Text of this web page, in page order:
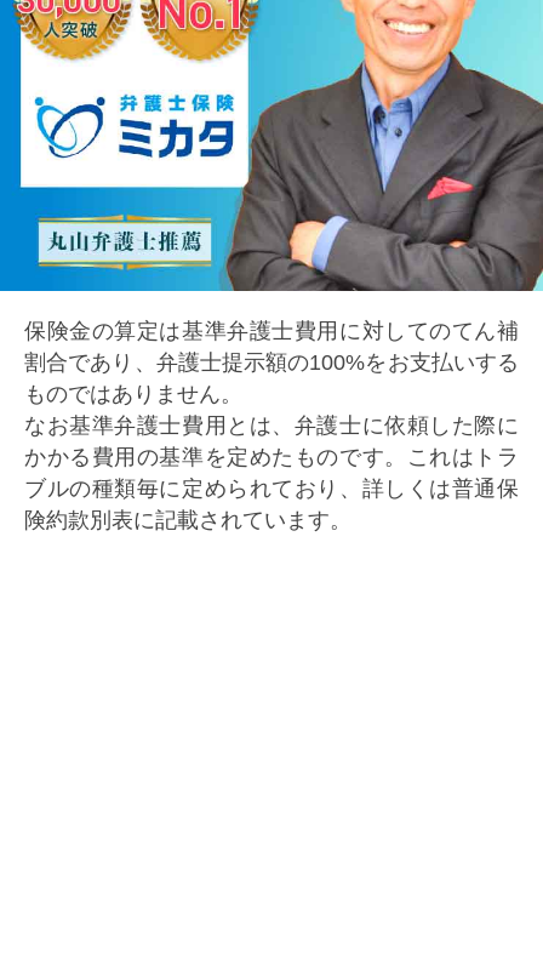
保険金の算定は基準弁護士費用に対してのてん補
割合であり、弁護士提示額の100%をお支払いする
ものではありません。
なお基準弁護士費用とは、弁護士に依頼した際に
かかる費用の基準を定めたものです。これはトラ
ブルの種類毎に定められており、詳しくは普通保
険約款別表に記載されています。